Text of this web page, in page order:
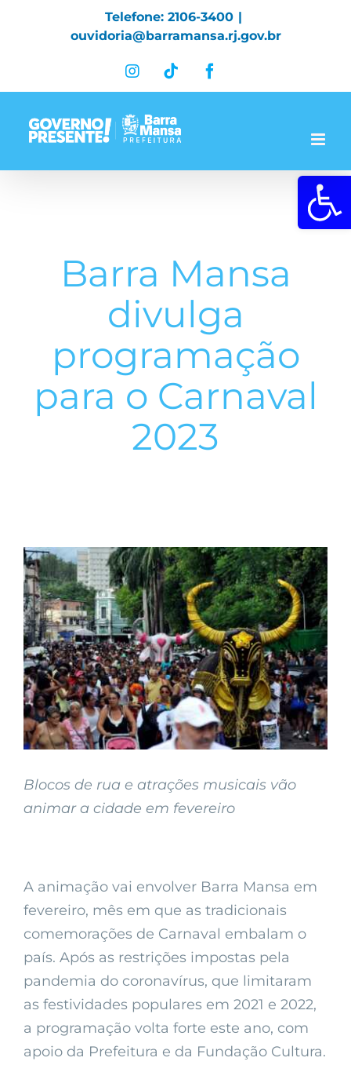
Abrir a
Telefone: 2106-3400 |
ouvidoria@barramansa.rj.gov.br
InstagramTiktok
Barra Mansa
divulga
programação
para o Carnaval
2023
View
Larger
Image
Blocos de rua e atrações musicais vão
animar a cidade em fevereiro
A animação vai envolver Barra Mansa em
fevereiro, mês em que as tradicionais
comemorações de Carnaval embalam o
país. Após as restrições impostas pela
pandemia do coronavírus, que limitaram
as festividades populares em 2021 e 2022,
a programação volta forte este ano, com
apoio da Prefeitura e da Fundação Cultura.